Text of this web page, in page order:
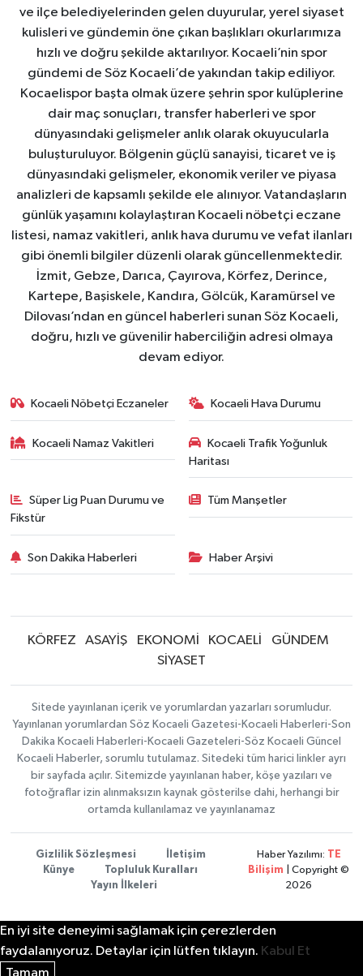
ve ilçe belediyelerinden gelen duyurular, yerel siyaset
kulisleri ve gündemin öne çıkan başlıkları okurlarımıza
hızlı ve doğru şekilde aktarılıyor. Kocaeli’nin spor
gündemi de Söz Kocaeli’de yakından takip ediliyor.
Kocaelispor başta olmak üzere şehrin spor kulüplerine
dair maç sonuçları, transfer haberleri ve spor
dünyasındaki gelişmeler anlık olarak okuyucularla
buluşturuluyor. Bölgenin güçlü sanayisi, ticaret ve iş
dünyasındaki gelişmeler, ekonomik veriler ve piyasa
analizleri de kapsamlı şekilde ele alınıyor. Vatandaşların
günlük yaşamını kolaylaştıran Kocaeli nöbetçi eczane
listesi, namaz vakitleri, anlık hava durumu ve vefat ilanları
gibi önemli bilgiler düzenli olarak güncellenmektedir.
İzmit, Gebze, Darıca, Çayırova, Körfez, Derince,
Kartepe, Başiskele, Kandıra, Gölcük, Karamürsel ve
Dilovası’ndan en güncel haberleri sunan Söz Kocaeli,
doğru, hızlı ve güvenilir haberciliğin adresi olmaya
devam ediyor.
Kocaeli Nöbetçi Eczaneler Kocaeli Hava Durumu
Kocaeli Namaz Vakitleri
Kocaeli Trafik Yoğunluk
Haritası
Süper Lig Puan Durumu ve
Fikstür
Tüm Manşetler
Son Dakika Haberleri Haber Arşivi
KÖRFEZ ASAYİŞ EKONOMİ KOCAELİ
GÜNDEM
SİYASET
Sitede yayınlanan içerik ve yorumlardan yazarları sorumludur.
Yayınlanan yorumlardan Söz Kocaeli Gazetesi-Kocaeli Haberleri-Son
Dakika Kocaeli Haberleri-Kocaeli Gazeteleri-Söz Kocaeli Güncel
Kocaeli Haberler, sorumlu tutulamaz. Sitedeki tüm harici linkler ayrı
bir sayfada açılır. Sitemizde yayınlanan haber, köşe yazıları ve
fotoğraflar izin alınmaksızın kaynak gösterilse dahi, herhangi bir
ortamda kullanılamaz ve yayınlanamaz
Gizlilik Sözleşmesi
İletişim
Künye
Topluluk Kuralları
Yayın İlkeleri
Haber Yazılımı: TE
Bilişim | Copyright ©
2026
En iyi site deneyimi sağlamak için çerezlerden
faydalanıyoruz. Detaylar için lütfen tıklayın. Kabul Et
Tamam